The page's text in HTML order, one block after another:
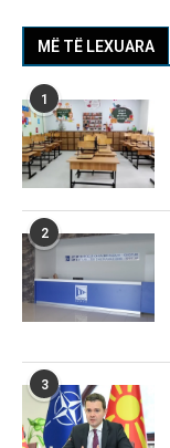
MË TË LEXUARA
1
2
3